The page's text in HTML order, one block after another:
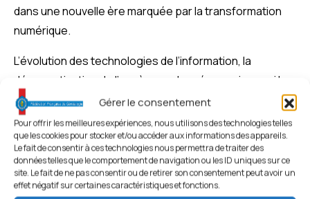
Gérer le consentement
Pour offrir les meilleures expériences, nous utilisons des technologies telles
que les cookies pour stocker et/ou accéder aux informations des appareils.
Le fait de consentir à ces technologies nous permettra de traiter des
données telles que le comportement de navigation ou les ID uniques sur ce
site. Le fait de ne pas consentir ou de retirer son consentement peut avoir un
effet négatif sur certaines caractéristiques et fonctions.
dans une nouvelle ère marquée par la transformation
numérique.
L’évolution des technologies de l’information, la
démocratisation de l’accès aux données, mais aussi les
exigences en matière de protection des libertés
individuelles, imposent une redéfinition profonde du
rôle des services d’archives.
Désormais, il ne s’agit plus seulement de conserver,
mais de garantir un accès fluide, sécurisé et durable à